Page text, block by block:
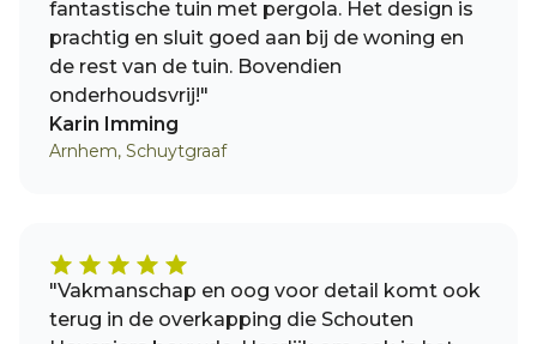
fantastische tuin met pergola. Het design is
prachtig en sluit goed aan bij de woning en
de rest van de tuin. Bovendien
onderhoudsvrij!"
Karin Imming
Arnhem, Schuytgraaf
"Vakmanschap en oog voor detail komt ook
terug in de overkapping die Schouten